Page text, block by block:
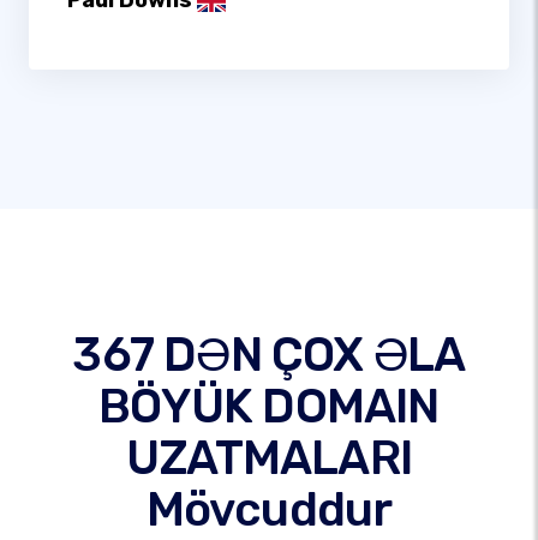
367 DƏN ÇOX ƏLA
BÖYÜK DOMAIN
UZATMALARI
Mövcuddur